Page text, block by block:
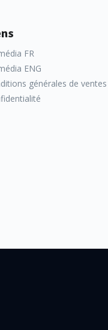
FR
ENG
générales de ventes